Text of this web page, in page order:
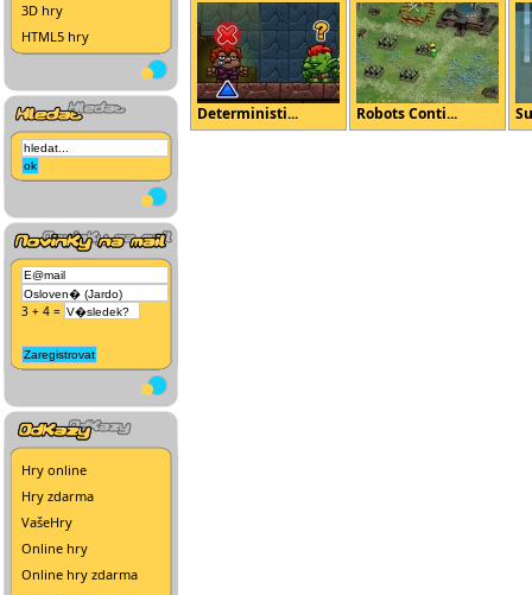
3D hry
HTML5 hry
3 + 4 =
Hry online
Hry zdarma
VašeHry
Online hry
Online hry zdarma
Deterministi... Robots Conti...